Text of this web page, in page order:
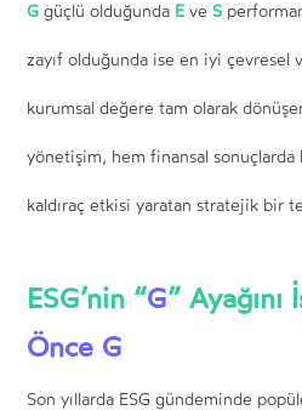
Ggüçlü olduğunda E veS
zayıf olduğunda ise en iyi çevresel
kurumsal değere tam olarak
yönetişim, hem finansal
kaldıraç etkisi yaratan stratejik bir
ESG’nin “G” Ayağını
Önce G
Son yıllarda ESG gündeminde